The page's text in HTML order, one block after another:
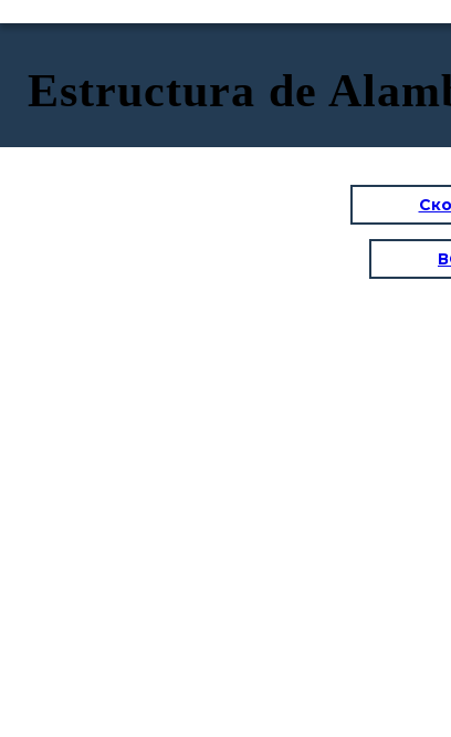
Estructura de